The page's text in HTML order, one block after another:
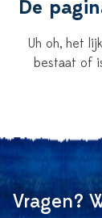
De
Uh oh, het
bestaat of
Vragen?